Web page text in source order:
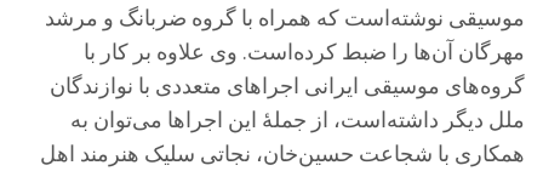
موسیقی نوشته‌است که همراه با گروه ضربانگ و مرشد
مهرگان آن‌ها را ضبط کرده‌است. وی علاوه بر کار با
گروه‌های موسیقی ایرانی اجراهای متعددی با نوازندگان
ملل دیگر داشته‌است، از جملهٔ این اجراها می‌توان به
همکاری با شجاعت حسین‌خان، نجاتی سلیک هنرمند اهل